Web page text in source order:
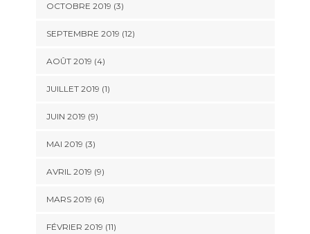
OCTOBRE 2019 (3)
SEPTEMBRE 2019 (12)
AOÛT 2019 (4)
JUILLET 2019 (1)
JUIN 2019 (9)
MAI 2019 (3)
AVRIL 2019 (9)
MARS 2019 (6)
FÉVRIER 2019 (11)